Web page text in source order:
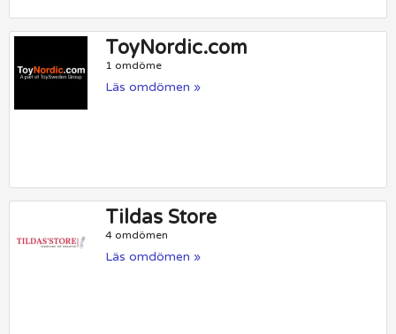
ToyNordic.com
1 omdöme
Läs omdömen »
Tildas Store
4 omdömen
Läs omdömen »